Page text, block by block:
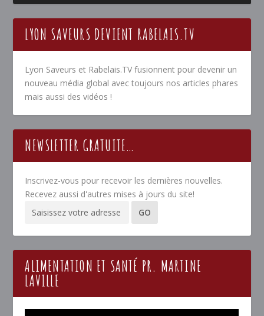
LYON SAVEURS DEVIENT RABELAIS.TV
Lyon Saveurs et Rabelais.TV fusionnent pour devenir un
nouveau média global avec toujours nos articles phares
mais aussi des vidéos !
NEWSLETTER GRATUITE…
Inscrivez-vous pour recevoir les dernières nouvelles.
Recevez aussi d'autres mises à jours du site!
ALIMENTATION ET SANTÉ PR. MARTINE
LAVILLE